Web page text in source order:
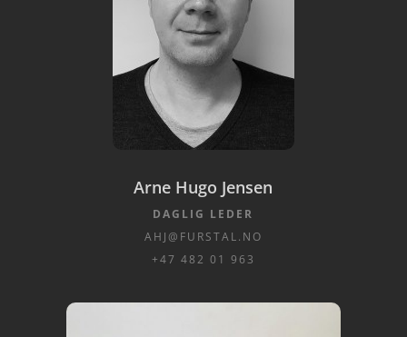
Arne Hugo Jensen
DAGLIG LEDER
AHJ@FURSTAL.NO
+47 482 01 963